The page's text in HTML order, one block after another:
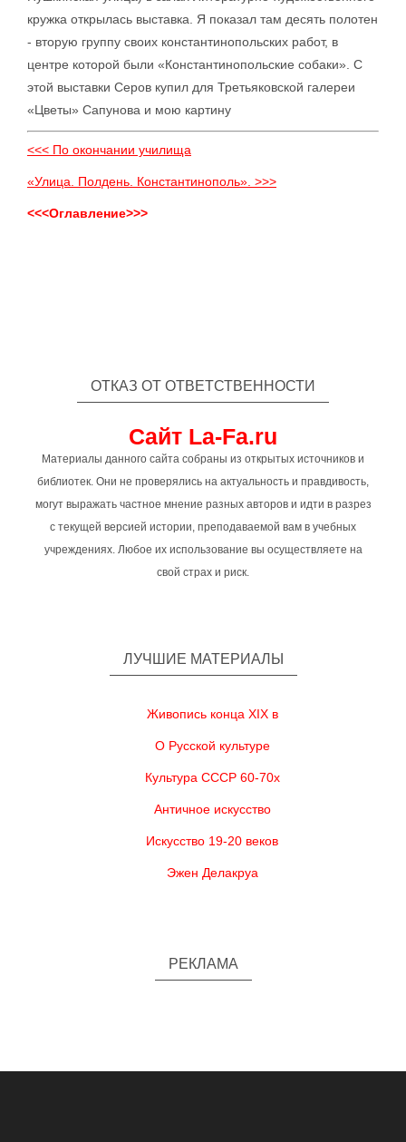
кружка открылась выставка. Я показал там десять полотен
- вторую группу своих константинопольских работ, в
центре которой были «Константинопольские собаки». С
этой выставки Серов купил для Третьяковской галереи
«Цветы» Сапунова и мою картину
<<< По окончании училища
«Улица. Полдень. Константинополь». >>>
<<<Оглавление>>>
ОТКАЗ ОТ ОТВЕТСТВЕННОСТИ
Сайт La-Fa.ru
Материалы данного сайта собраны из открытых источников и
библиотек. Они не проверялись на актуальность и правдивость,
могут выражать частное мнение разных авторов и идти в разрез
с текущей версией истории, преподаваемой вам в учебных
учреждениях. Любое их использование вы осуществляете на
свой страх и риск.
ЛУЧШИЕ МАТЕРИАЛЫ
Живопись конца XIX в
О Русской культуре
Культура СССР 60-70х
Античное искусство
Искусство 19-20 веков
Эжен Делакруа
РЕКЛАМА